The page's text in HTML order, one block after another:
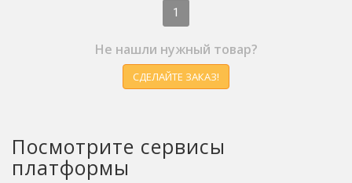
1
Не нашли нужный товар?
СДЕЛАЙТЕ ЗАКАЗ!
Посмотрите сервисы
платформы